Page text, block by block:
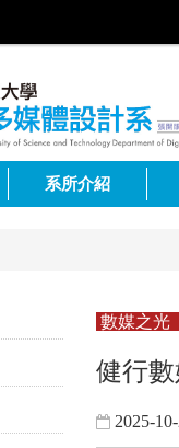
系所介紹
數媒之光
健行
2025-